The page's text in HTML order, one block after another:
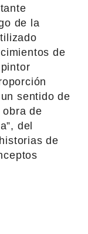
de la
de
sentido de
de
del
de